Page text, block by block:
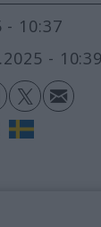
- 10:37
- 10:39